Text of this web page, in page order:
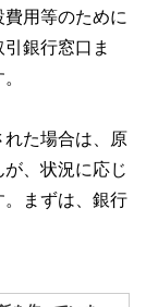
費用等のために
銀行窓口ま
れた場合は、原
、状況に応じ
。まずは、銀行